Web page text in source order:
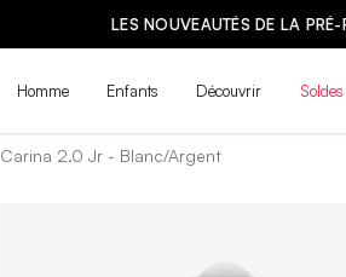
LES NOUVEAUTÉS DE LA PRÉ-RENTRÉE
Homme Enfants Découvrir Soldes
Carina 2.0 Jr - Blanc/Argent